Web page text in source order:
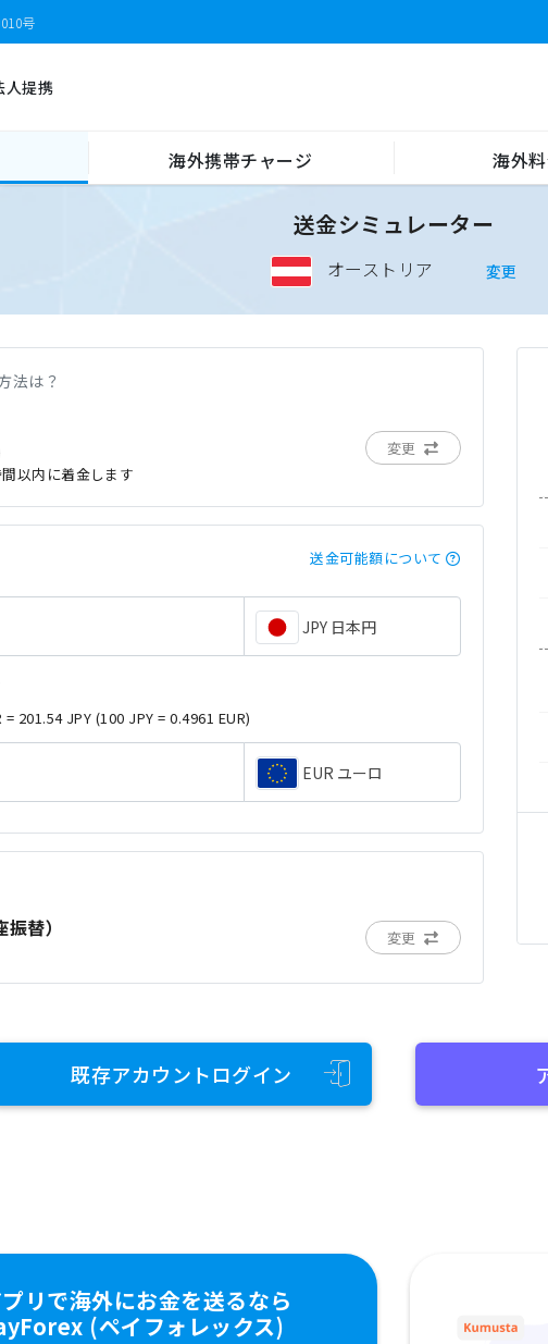
号
人提携
海外携帯チャージ 海外
送金シミュレーター
オーストリア 変更
法は？
以内に着金します
変更
送金可能額について
JPY 日本円
= 201.54 JPY (100 JPY = 0.4961 EUR)
EUR ユーロ
替） 変更
既存アカウントログイン
リで海外にお金を送るなら
(ペイフォレックス)